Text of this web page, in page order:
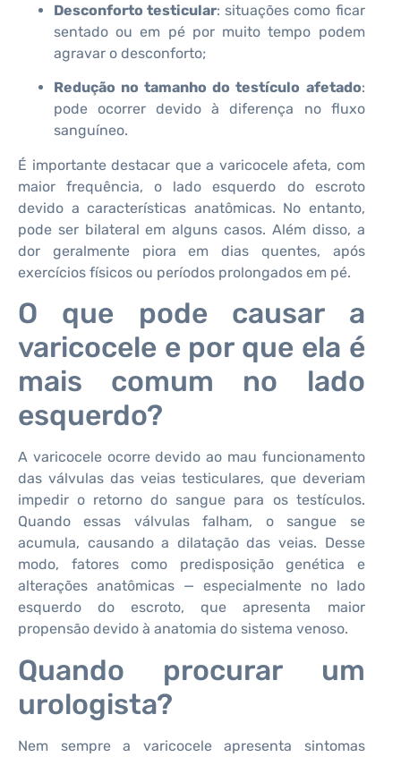
Desconforto testicular: situações como ficar
sentado ou em pé por muito tempo podem
agravar o desconforto;
Redução no tamanho do testículo afetado:
pode ocorrer devido à diferença no fluxo
sanguíneo.
É importante destacar que a varicocele afeta, com
maior frequência, o lado esquerdo do escroto
devido a características anatômicas. No entanto,
pode ser bilateral em alguns casos. Além disso, a
dor geralmente piora em dias quentes, após
exercícios físicos ou períodos prolongados em pé.
O que pode causar a
varicocele e por que ela é
mais comum no lado
esquerdo?
A varicocele ocorre devido ao mau funcionamento
das válvulas das veias testiculares, que deveriam
impedir o retorno do sangue para os testículos.
Quando essas válvulas falham, o sangue se
acumula, causando a dilatação das veias. Desse
modo, fatores como predisposição genética e
alterações anatômicas — especialmente no lado
esquerdo do escroto, que apresenta maior
propensão devido à anatomia do sistema venoso.
Quando procurar um
urologista?
Nem sempre a varicocele apresenta sintomas